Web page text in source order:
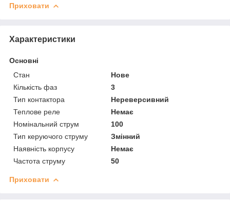
Приховати
Характеристики
Основні
Стан
Нове
Кількість фаз
3
Тип контактора
Нереверсивний
Теплове реле
Немає
Номінальний струм
100
Тип керуючого струму
Змінний
Наявність корпусу
Немає
Частота струму
50
Приховати